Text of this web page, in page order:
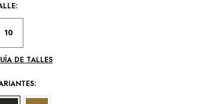
10
DE TALLES